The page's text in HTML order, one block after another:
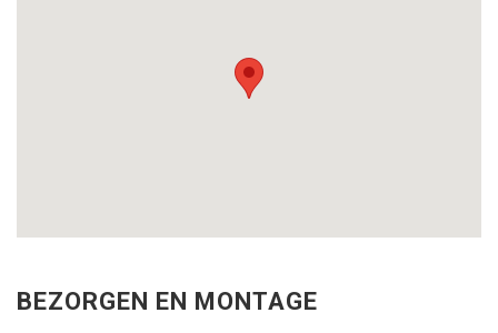
BEZORGEN EN MONTAGE